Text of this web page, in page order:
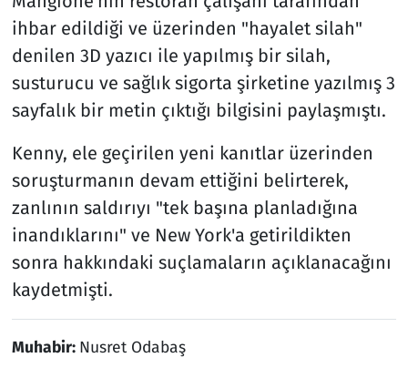
ihbar edildiği ve üzerinden "hayalet silah"
denilen 3D yazıcı ile yapılmış bir silah,
susturucu ve sağlık sigorta şirketine yazılmış 3
sayfalık bir metin çıktığı bilgisini paylaşmıştı.
Kenny, ele geçirilen yeni kanıtlar üzerinden
soruşturmanın devam ettiğini belirterek,
zanlının saldırıyı "tek başına planladığına
inandıklarını" ve New York'a getirildikten
sonra hakkındaki suçlamaların açıklanacağını
kaydetmişti.
Muhabir: Nusret Odabaş